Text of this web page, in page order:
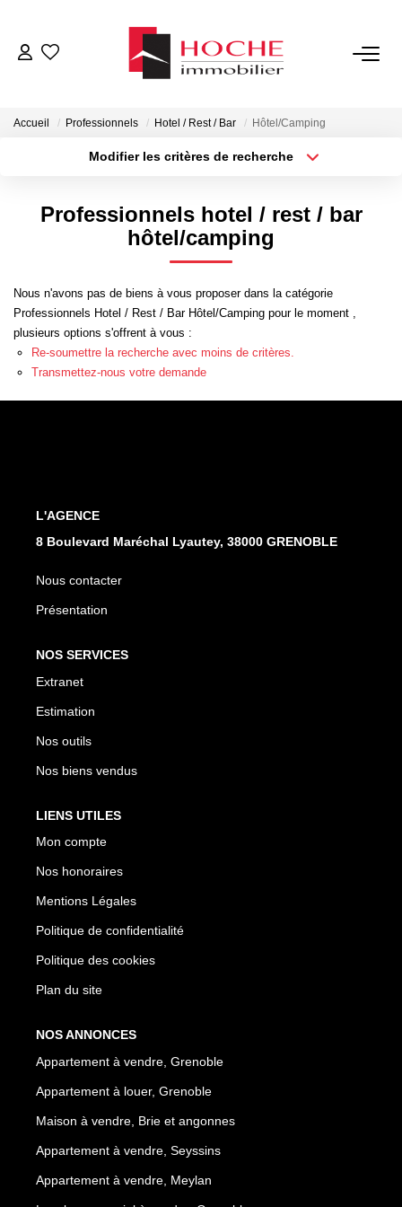
NOTRE AGENCE
ESTIMATION
CONTACT
Accueil Professionnels Hotel / Rest / Bar Hôtel/Camping
Modifier les critères de recherche
Type de bien
Surface min
Créer une alerte
Professionnels hotel / rest / bar
hôtel/camping
Nous n'avons pas de biens à vous proposer dans la catégorie
Professionnels Hotel / Rest / Bar Hôtel/Camping pour le moment ,
plusieurs options s'offrent à vous :
Re-soumettre la recherche avec moins de critères.
Transmettez-nous votre demande
L'AGENCE
8 Boulevard Maréchal Lyautey, 38000 GRENOBLE
Nous contacter
Présentation
NOS SERVICES
Extranet
Estimation
Nos outils
Nos biens vendus
LIENS UTILES
Mon compte
Nos honoraires
Mentions Légales
Politique de confidentialité
Politique des cookies
Plan du site
NOS ANNONCES
Appartement à vendre, Grenoble
Appartement à louer, Grenoble
Maison à vendre, Brie et angonnes
Appartement à vendre, Seyssins
Appartement à vendre, Meylan